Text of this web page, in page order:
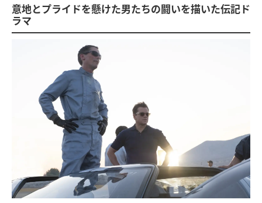
意地とプライドを懸けた男たちの闘いを描いた伝記ド
ラマ